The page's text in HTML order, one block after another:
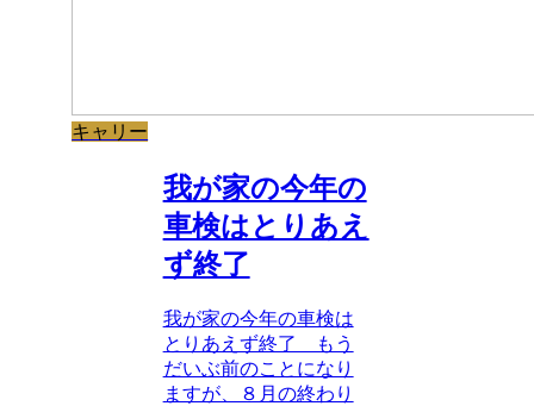
キャリー
我が家の今年の
車検はとりあえ
ず終了
我が家の今年の車検は
とりあえず終了 もう
だいぶ前のことになり
ますが、８月の終わり